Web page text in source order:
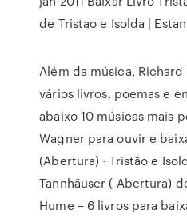
de Tristao e Isolda |
Além da música,
vários livros, poemas e
abaixo 10 músicas mais
Wagner para ouvir e
(Abertura) · Tristão e
Tannhäuser ( Abertura)
Hume – 6 livros para